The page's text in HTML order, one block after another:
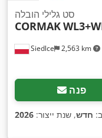
Siedlce 2,563 km
סט גלילי הובלה
CORMAK
פנה
חדש, שנת ייצור: 2026